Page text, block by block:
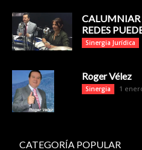
CALUMNIAR
REDES
Sinergia Jurídica
Roger Vélez
Sinergia 1
CATEGORÍA POPULAR